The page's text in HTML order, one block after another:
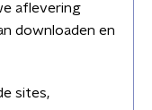
aflevering
downloaden en
sites,